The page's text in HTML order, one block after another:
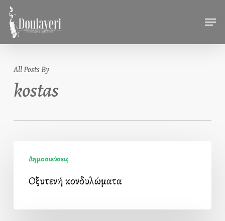
Skip
main
All Posts By
kostas
κονδυλώματα
Δημοσιεύσεις
Οξυτενή κονδυλώματα